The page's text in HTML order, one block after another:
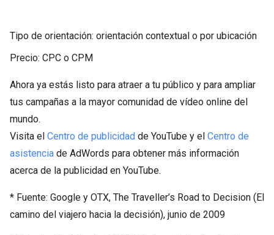
Tipo de orientación: orientación contextual o por ubicación
Precio: CPC o CPM
Ahora ya estás listo para atraer a tu público y para ampliar
tus campañas a la mayor comunidad de vídeo online del
mundo.
Visita el Centro de publicidad de YouTube y el Centro de
asistencia de AdWords para obtener más información
acerca de la publicidad en YouTube.
* Fuente: Google y OTX, The Traveller’s Road to Decision (El
camino del viajero hacia la decisión), junio de 2009